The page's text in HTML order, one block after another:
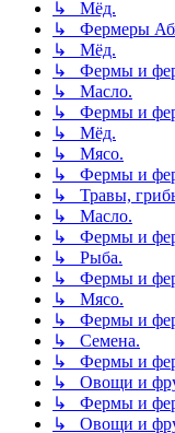
↳ Мёд.
↳ Фермеры
↳ Мёд.
↳ Фермы и
↳ Масло.
↳ Фермы и
↳ Мёд.
↳ Мясо.
↳ Фермы и
↳ Травы,
↳ Масло.
↳ Фермы и
↳ Рыба.
↳ Фермы и
↳ Мясо.
↳ Фермы и
↳ Семена.
↳ Фермы и
↳ Овощи и
↳ Фермы и
↳ Овощи и